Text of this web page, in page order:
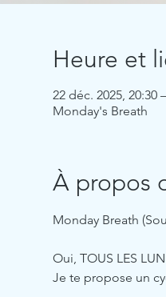
Heure et
22 déc. 2025, 20:30
Monday's Breath
À propos
Monday Breath
Oui, TOUS LES
Je te propose un